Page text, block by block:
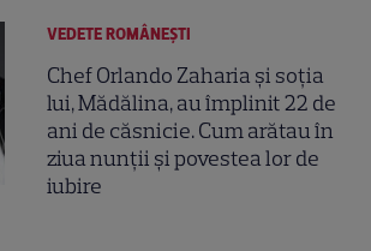
VEDETE ROMÂNEŞTI
Chef Orlando Zaharia și soția
lui, Mădălina, au împlinit 22 de
ani de căsnicie. Cum arătau în
ziua nunții și povestea lor de
iubire